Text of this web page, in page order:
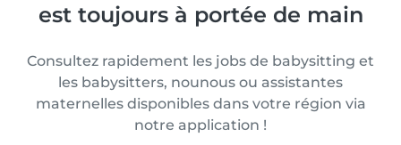
est toujours à portée de main
Consultez rapidement les jobs de babysitting et
les babysitters, nounous ou assistantes
maternelles disponibles dans votre région via
notre application !